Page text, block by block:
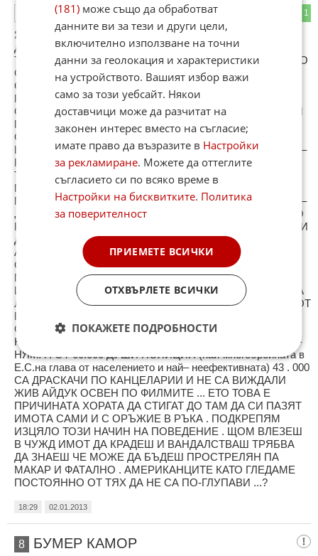
1
ОТГОВОР
ЯВНО ПОНЕЖЕ НЕЩАТА И ЗАКОНИТЕ В ТАЗИ
ДЪРЖАВА СЕ ПРЕЕКСПОНИРАТ ЗА ТОВА ЧОВЕК
ТРЯБВА ДА СЕ ДВИЖИ И ВЪРШИ НЕЩАТА ТИХО И КАТО
СЯНКА . ЕТО ВИ ПРИМЕР ЧОВЕКА - ТОТО МИЛИОНЕР
СЕ РАЗКРИ И ВЕДНАГА ГО НАЛАЗИХА ВСЯКАКВА
ПАПЛАЧ НАЧЕЛО С КОРУМПИРАНИ АЛЧНИ ДАНЪЧНИ
СЛУЖИТЕЛИ И СЕГА ИСКАТ ДА ГО ОДЕРАТ С МИЛОН И
ПОЛОВИНА !? АКО СЕ БЕШЕ ПОКРИЛ ИЛИ НАПУСНАЛ
СКАПАНАТА НИ РУХНАЛА ИМИТАЦИЯ НА ДЪРЖАВА
ЩЯХА ДА МУ ВЗЕМАТ ... ! ТА ТАКА И С ДРУГИТЕ НЕЩА –
ВЪРШИ СИ ТАМ КАКВОТО ИМА ЗА ВЪРШЕНЕ И
ТОЛКОВА БЕЗ ДА БИЕШ ТЪПАНИ И ДА СЕ ИЗТЪКВАШ
МНОГО ЗАЩОТО ДЪРЖАВАТА Е ИЗГРАДЕНА ВЪРХУ
МАФИОТСКИ СТРУКТУРИ И Е С ТИП НА УПРАВЛЕНИЕ –
„БАНАНОВА РЕПУБЛИКА". УСПЯВАЩИТЕ ХОРА МНОГО
БЪРЗО БИВАТ ПРИТИСКАНИ РЕКЕТИРАНИ ЗАСТАВЯНИ
ДА ОТСТЪПВАТ ИЛИ ПРОДАВАТ УСПЕШЕН БИЗНЕС
АКО НЕ СЕ НАВЕЖДАТ НА ОПРЕДЕЛЕНИ ВЛАСТВАЩИ
СТРУКТУРИ ... ПО ТЕМАТА:– ЩЕ ЧАКАМ ПОЛИЦИЯ ДА
МИ ОПАЗИ ВИЛАТА ИЛИ ИМОТИТЕ - СТРЕЛЯМ КОПАМ
И ДА ИДВА СЛЕДВАЩИЯ АЙДУК . НЯКОЙ ЗАБЛУЖДАВА
ЛИ СЕ ОЩЕ ЧЕ ИМА ПОЛИЦИЯ КОЯТО ЩЕ ГО ОПАЗИ ОТ
БИТОВА ПРЕСТЪПНОСТ А ??? ИМА СЛУЖБИ КОИТО
СЛУХТЯТ И СЕ БЪРКАТ В ЛИЧНИЯ ЖИВОТ НА ХОРАТА
НО ПОЛИЦИЯ ДА ПОМАГА И ПАЗИ ДАНЪКОПЛАТЕЦА –
НЯМА . ОТ 60.000 ДУШИ ПОЛИЦИЯ (най-многобройната в
Е.С.на глава от населението и най– неефективната) 43 . 000
СА ДРАСКАЧИ ПО КАНЦЕЛАРИИ И НЕ СА ВИЖДАЛИ
ЖИВ АЙДУК ОСВЕН ПО ФИЛМИТЕ ... ЕТО ТОВА Е
ПРИЧИНАТА ХОРАТА ДА СТИГАТ ДО ТАМ ДА СИ ПАЗЯТ
ИМОТА САМИ И С ОРЪЖИЕ В РЪКА . ПОДКРЕПЯМ
ИЗЦЯЛО ТОЗИ НАЧИН НА ПОВЕДЕНИЕ . ЩОМ ВЛЕЗЕШ
В ЧУЖД ИМОТ ДА КРАДЕШ И ВАНДАЛСТВАШ ТРЯБВА
ДА ЗНАЕШ ЧЕ МОЖЕ ДА БЪДЕШ ПРОСТРЕЛЯН ПА
МАКАР И ФАТАЛНО . АМЕРИКАНЦИТЕ КАТО ГЛЕДАМЕ
ПОСТОЯННО ОТ ТЯХ ДА НЕ СА ПО-ГЛУПАВИ ...?
18:29 02.01.2013
8 БУМЕР КАМОР
(181) може също да обработват
данните ви за тези и други цели,
включително използване на точни
данни за геолокация и характеристики
на устройството. Вашият избор важи
само за този уебсайт. Някои
доставчици може да разчитат на
законен интерес вместо на съгласие;
имате право да възразите в Настройки
за рекламиране. Можете да оттеглите
съгласието си по всяко време в
Настройки на бисквитките. Политика
за поверителност
ПРИЕМЕТЕ ВСИЧКИ
ОТХВЪРЛЕТЕ ВСИЧКИ
ПОКАЖЕТЕ ПОДРОБНОСТИ